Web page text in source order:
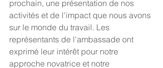
prochain, une présentation de nos
activités et de l'impact que nous avons
sur le monde du travail. Les
représentants de l'ambassade ont
exprimé leur intérêt pour notre
approche novatrice et notre